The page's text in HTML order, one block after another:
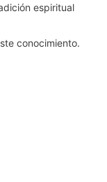
espiritual
conocimiento.